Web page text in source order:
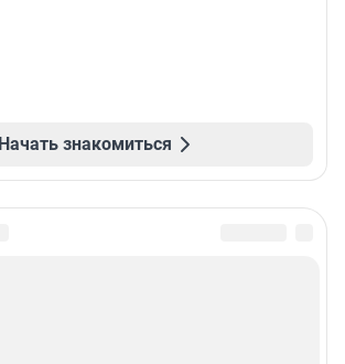
Начать знакомиться